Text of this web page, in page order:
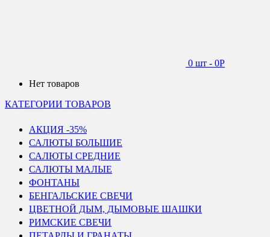
0 шт - 0Р
Нет товаров
КАТЕГОРИИ ТОВАРОВ
АКЦИЯ -35%
САЛЮТЫ БОЛЬШИЕ
САЛЮТЫ СРЕДНИЕ
САЛЮТЫ МАЛЫЕ
ФОНТАНЫ
БЕНГАЛЬСКИЕ СВЕЧИ
ЦВЕТНОЙ ДЫМ, ДЫМОВЫЕ ШАШКИ
РИМСКИЕ СВЕЧИ